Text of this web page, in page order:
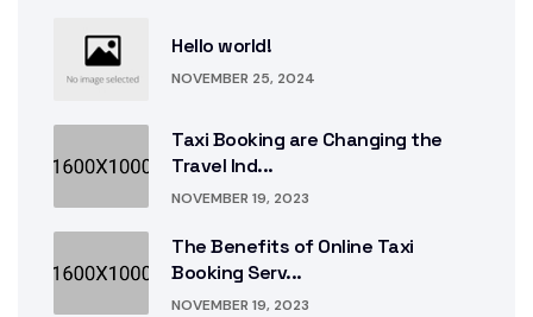
Hello world!
NOVEMBER 25, 2024
Taxi Booking are Changing the
Travel Ind...
NOVEMBER 19, 2023
The Benefits of Online Taxi
Booking Serv...
NOVEMBER 19, 2023